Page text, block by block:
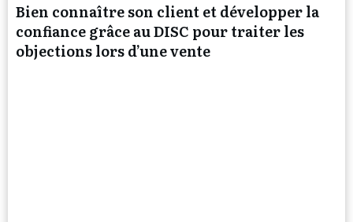
Bien connaître son client et développer la
confiance grâce au DISC pour traiter les
objections lors d’une vente